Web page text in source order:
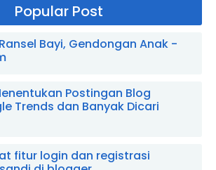
Popular Post
Bayi, Gendongan Anak -
Postingan Blog
Trends dan Banyak Dicari
fitur login dan registrasi